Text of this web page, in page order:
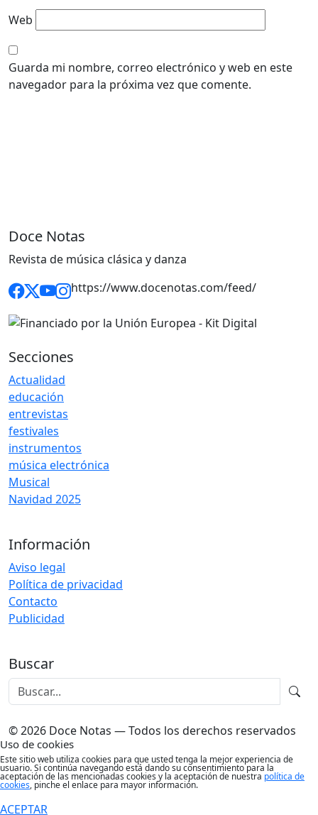
Web
Guarda mi nombre, correo electrónico y web en este
navegador para la próxima vez que comente.
Doce Notas
Revista de música clásica y danza
https://www.docenotas.com/feed/
Secciones
Actualidad
educación
entrevistas
festivales
instrumentos
música electrónica
Musical
Navidad 2025
Información
Aviso legal
Política de privacidad
Contacto
Publicidad
Buscar
© 2026 Doce Notas — Todos los derechos reservados
Uso de cookies
Este sitio web utiliza cookies para que usted tenga la mejor experiencia de
usuario. Si continúa navegando está dando su consentimiento para la
aceptación de las mencionadas cookies y la aceptación de nuestra política de
cookies, pinche el enlace para mayor información.
ACEPTAR